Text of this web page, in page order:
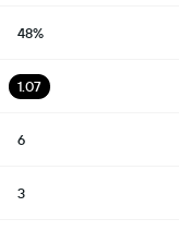
48%
1.07
6
3